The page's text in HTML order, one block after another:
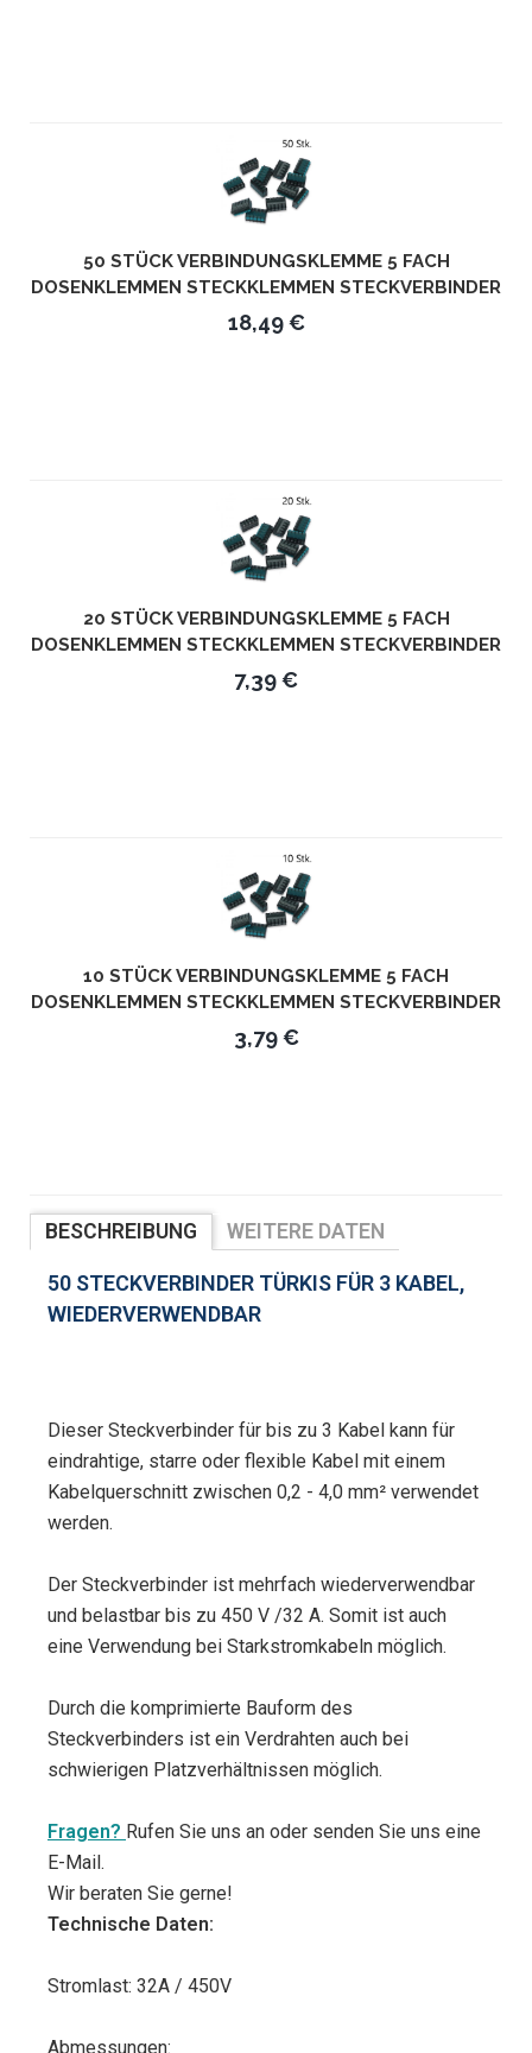
50 STÜCK VERBINDUNGSKLEMME 5 FACH
DOSENKLEMMEN STECKKLEMMEN STECKVERBINDER
UBC-565
18,49 €
20 STÜCK VERBINDUNGSKLEMME 5 FACH
DOSENKLEMMEN STECKKLEMMEN STECKVERBINDER
UBC-565
7,39 €
10 STÜCK VERBINDUNGSKLEMME 5 FACH
DOSENKLEMMEN STECKKLEMMEN STECKVERBINDER
UBC-565
3,79 €
BESCHREIBUNG
WEITERE DATEN
50 STECKVERBINDER TÜRKIS FÜR 3 KABEL,
WIEDERVERWENDBAR
Dieser Steckverbinder für bis zu 3 Kabel kann für
eindrahtige, starre oder flexible Kabel mit einem
Kabelquerschnitt zwischen 0,2 - 4,0 mm² verwendet
werden.
Der Steckverbinder ist mehrfach wiederverwendbar
und belastbar bis zu 450 V /32 A. Somit ist auch
eine Verwendung bei Starkstromkabeln möglich.
Durch die komprimierte Bauform des
Steckverbinders ist ein Verdrahten auch bei
schwierigen Platzverhältnissen möglich.
Fragen? Rufen Sie uns an oder senden Sie uns eine
E-Mail.
Wir beraten Sie gerne!
Technische Daten:
Stromlast: 32A / 450V
Abmessungen: